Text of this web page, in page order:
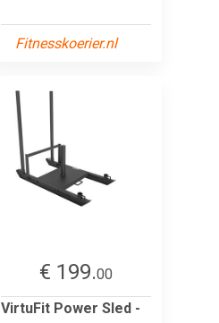
Fitnesskoerier.nl
€ 199.00
VirtuFit Power Sled -